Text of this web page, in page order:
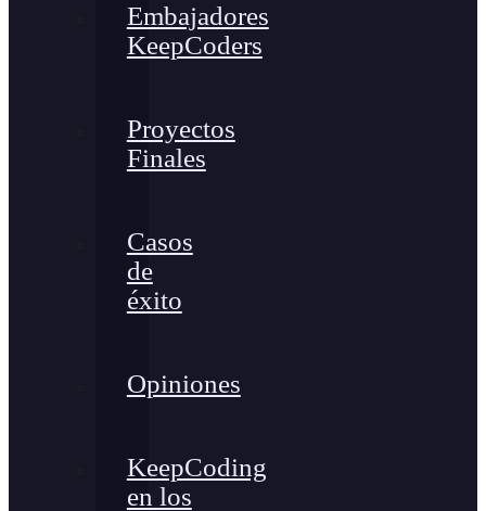
Embajadores
KeepCoders
Proyectos
Finales
Casos
de
éxito
Opiniones
KeepCoding
en los